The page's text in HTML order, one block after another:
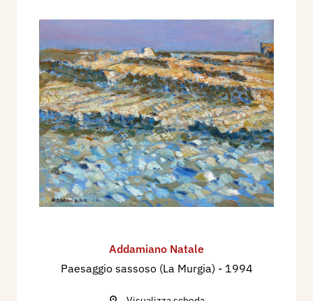
Addamiano Natale
Paesaggio sassoso (La Murgia) - 1994